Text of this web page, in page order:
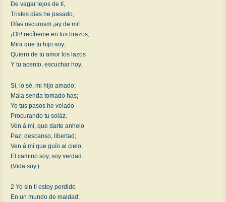
De vagar lejos de tí,
Tristes días he pasado,
Días oscurosm ¡ay de mi!
¡Oh! recíbeme en tus brazos,
Mira que tu hijo soy;
Quiero de tu amor los lazos
Y tu acento, escuchar hoy.
Sí, lo sé, mi hijo amado;
Mala senda tomado has;
Yo tus pasos he velado
Procurando tu soláz.
Ven á mí, que darte anhelo
Paz, descanso, libertad;
Ven á mí que guío al cielo;
El camino soy, soy verdad.
(Vida soy.)
2 Yo sin tí estoy perdido
En un mundo de maldad;